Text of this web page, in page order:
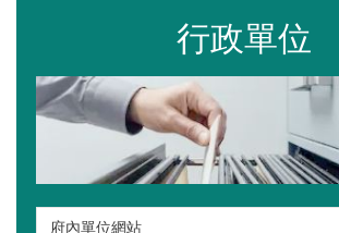
行政單位